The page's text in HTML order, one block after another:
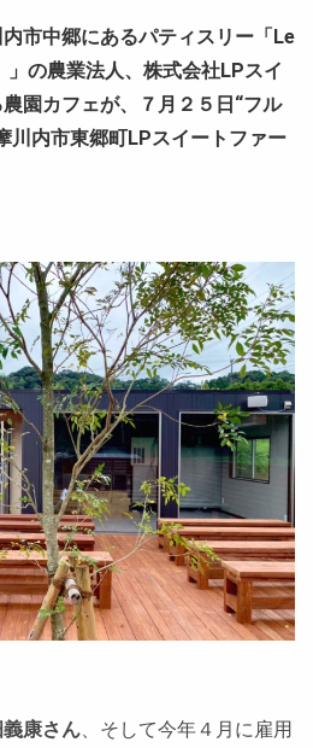
市中郷にあるパティスリー「Le
の農業法人、株式会社LPスイ
園カフェが、７月２５日“フル
川内市東郷町LPスイートファー
康さん 、そして今年４月に雇用